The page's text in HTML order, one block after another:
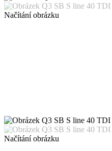
Načítání obrázku
Načítání obrázku